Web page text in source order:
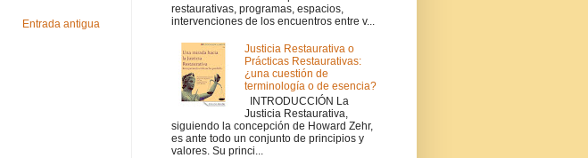
Entrada antigua
restaurativas, programas, espacios,
intervenciones de los encuentros entre v...
Justicia Restaurativa o
Prácticas Restaurativas:
¿una cuestión de
terminología o de esencia?
INTRODUCCIÓN La
Justicia Restaurativa,
siguiendo la concepción de Howard Zehr,
es ante todo un conjunto de principios y
valores. Su princi...